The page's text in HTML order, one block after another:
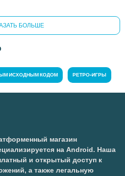
БОЛЬШЕ
ИСХОДНЫМ КОДОМ РЕТРО-ИГРЫ
магазин
на Android. Наша
и открытый доступ к
а также легальную